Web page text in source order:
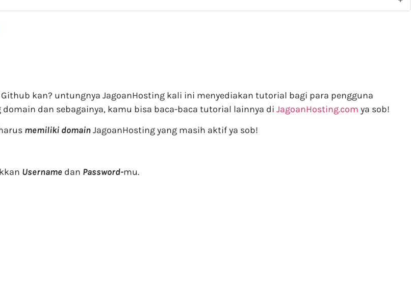
kan? untungnya JagoanHosting kali ini menyediakan tutorial bagi para pengguna
dan sebagainya, kamu bisa baca-baca tutorial lainnya di JagoanHosting.com ya sob!
memiliki domainJagoanHosting yang masih aktif ya sob!
Username dan Password-mu.